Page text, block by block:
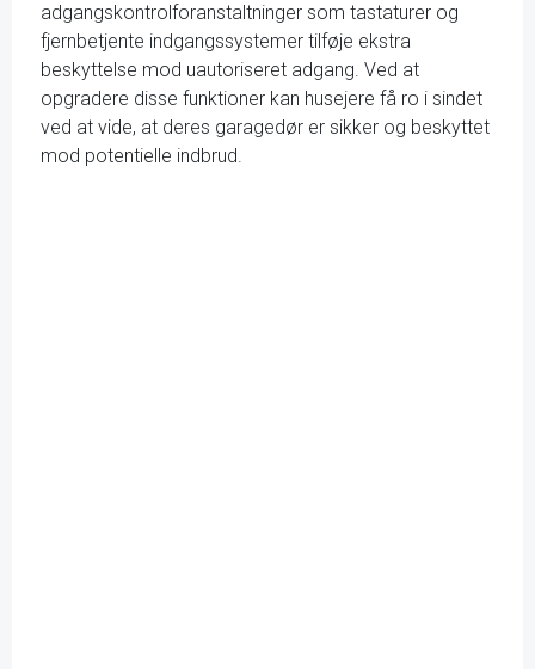
adgangskontrolforanstaltninger som tastaturer og
fjernbetjente indgangssystemer tilføje ekstra
beskyttelse mod uautoriseret adgang. Ved at
opgradere disse funktioner kan husejere få ro i sindet
ved at vide, at deres garagedør er sikker og beskyttet
mod potentielle indbrud.